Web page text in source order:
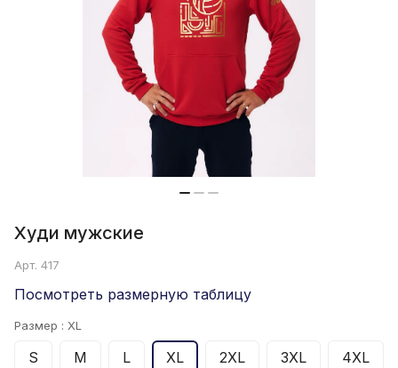
Худи мужские
Арт. 417
Посмотреть размерную таблицу
Размер : XL
S M L XL 2XL 3XL 4XL